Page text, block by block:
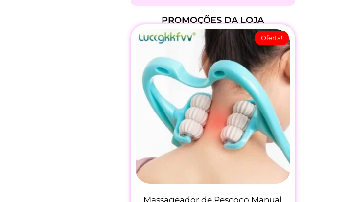
PROMOÇÕES DA LOJA
Oferta!
Massageador de Pescoço Manual